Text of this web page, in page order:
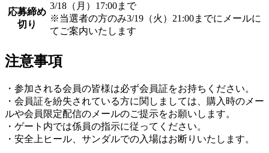
応募締め
切り
3/18（月）17:00まで
※当選者の方のみ3/19（火）21:00までにメールに
てご案内いたします
注意事項
・参加される会員の皆様は必ず会員証をお持ちください。
・会員証を紛失されている方に関しましては、購入時のメー
ルや会員限定配信のメールのご提示をお願いします。
・ゲート内では係員の指示に従ってください。
・安全上ヒール、サンダルでの入場はお断りいたします。